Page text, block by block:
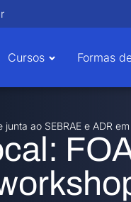
Cursos Formas
ao SEBRAE e ADR